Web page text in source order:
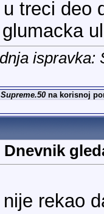
treci deo
ispravka:
Supreme.50na korisnoj
Dnevnik
nije rekao